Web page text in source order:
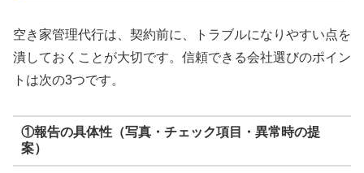
空き家管理代行は、契約前に、トラブルになりやすい点を
潰しておくことが大切です。信頼できる会社選びのポイン
トは次の3つです。
①報告の具体性（写真・チェック項目・異常時の提
案）